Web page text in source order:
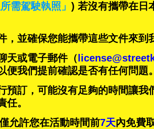
需駕駛執照」 ) 若沒有攜帶在日
並確保您能攜帶這些文件來到
天或電子郵件（
我們提前確認是否有任何問題。
預訂，可能沒有足夠的時間讓我
。
允許您在活動時間前7天內免費